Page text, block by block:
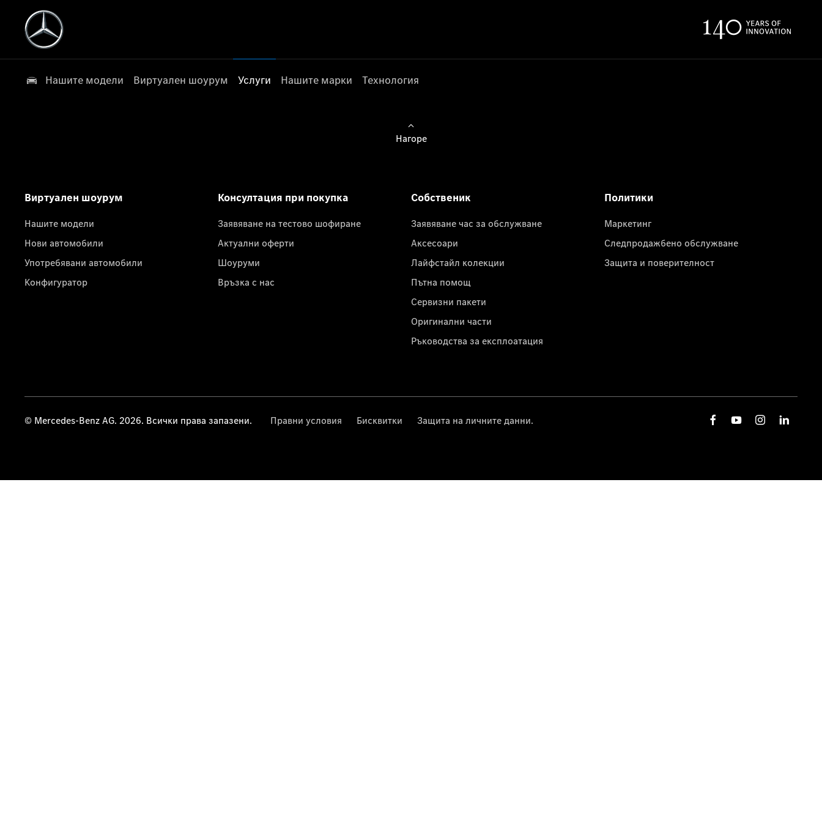
Нашите модели Виртуален шоурум Услуги Нашите марки Технология
Нагоре
Виртуален шоурум
Нашите модели
Нови автомобили
Употребявани автомобили
Конфигуратор
Консултация при покупка
Заявяване на тестово шофиране
Актуални оферти
Шоуруми
Връзка с нас
Собственик
Заявяване час за обслужване
Аксесоари
Лайфстайл колекции
Пътна помощ
Сервизни пакети
Оригинални части
Ръководства за експлоатация
Политики
Маркетинг
Следпродажбено обслужване
Защита и поверителност
© Mercedes-Benz AG. 2026. Всички права запазени. Правни условия Бисквитки Защита на личните данни.